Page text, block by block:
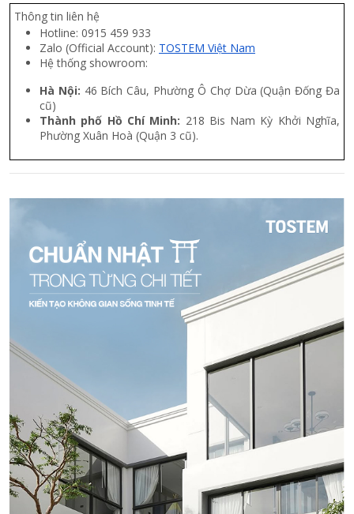
Thông tin liên hệ
Hotline: 0915 459 933
Zalo (Official Account): TOSTEM Việt Nam
Hệ thống showroom:
Hà Nội: 46 Bích Câu, Phường Ô Chợ Dừa (Quận Đống Đa
cũ)
Thành phố Hồ Chí Minh: 218 Bis Nam Kỳ Khởi Nghĩa,
Phường Xuân Hoà (Quận 3 cũ).